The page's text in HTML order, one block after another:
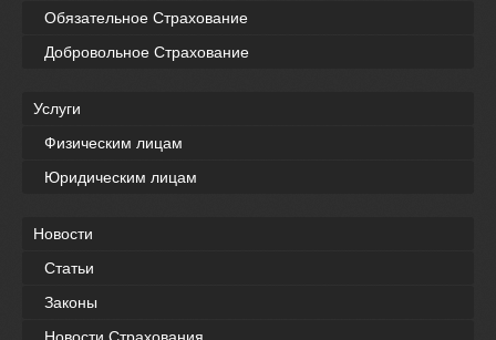
Обязательное Страхование
Добровольное Страхование
Услуги
Физическим лицам
Юридическим лицам
Новости
Статьи
Законы